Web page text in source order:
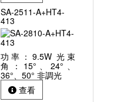
SA-2511-A+HT4-
413
功率：9.5W 光束
角：15°、24°、
36°、50° 非調光
查看